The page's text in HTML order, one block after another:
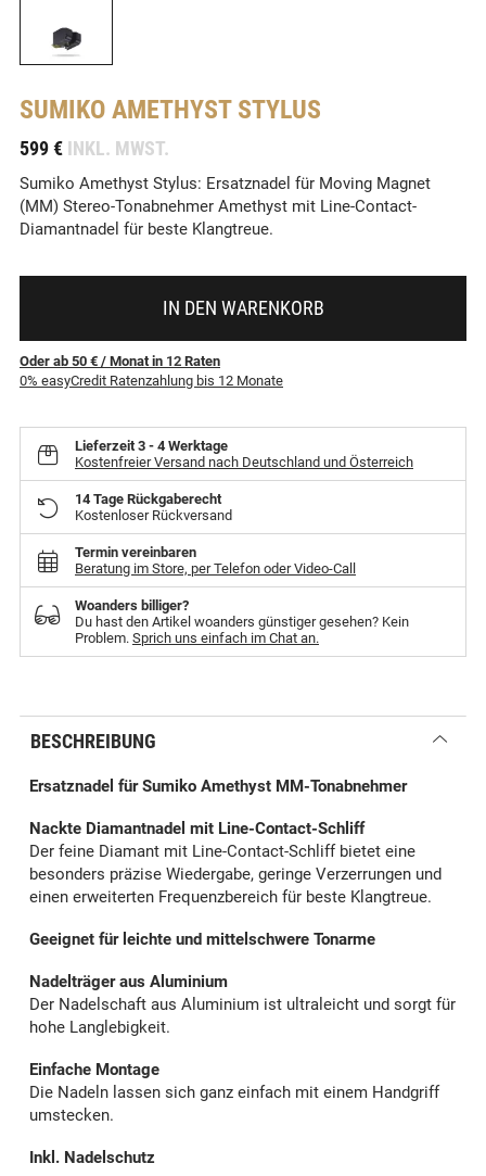
SUMIKO AMETHYST STYLUS
599 € INKL. MWST.
Sumiko Amethyst Stylus: Ersatznadel für Moving Magnet
(MM) Stereo-Tonabnehmer Amethyst mit Line-Contact-
Diamantnadel für beste Klangtreue.
IN DEN WARENKORB
Oder ab 50 € / Monatin 12 Raten
0% easyCredit Ratenzahlung bis 12 Monate
Lieferzeit3 - 4 Werktage
Kostenfreier Versand nach Deutschland und Österreich
14 Tage Rückgaberecht
Kostenloser Rückversand
Termin vereinbaren
Beratung im Store, per Telefon oder Video-Call
Woanders billiger?
Du hast den Artikel woanders günstiger gesehen? Kein
Problem. Sprich uns einfach im Chat an.
BESCHREIBUNG
Ersatznadel für Sumiko Amethyst MM-Tonabnehmer
Nackte Diamantnadel mit Line-Contact-Schliff
Der feine Diamant mit Line-Contact-Schliff bietet eine
besonders präzise Wiedergabe, geringe Verzerrungen und
einen erweiterten Frequenzbereich für beste Klangtreue.
Geeignet für leichte und mittelschwere Tonarme
Nadelträger aus Aluminium
Der Nadelschaft aus Aluminium ist ultraleicht und sorgt für
hohe Langlebigkeit.
Einfache Montage
Die Nadeln lassen sich ganz einfach mit einem Handgriff
umstecken.
Inkl. Nadelschutz